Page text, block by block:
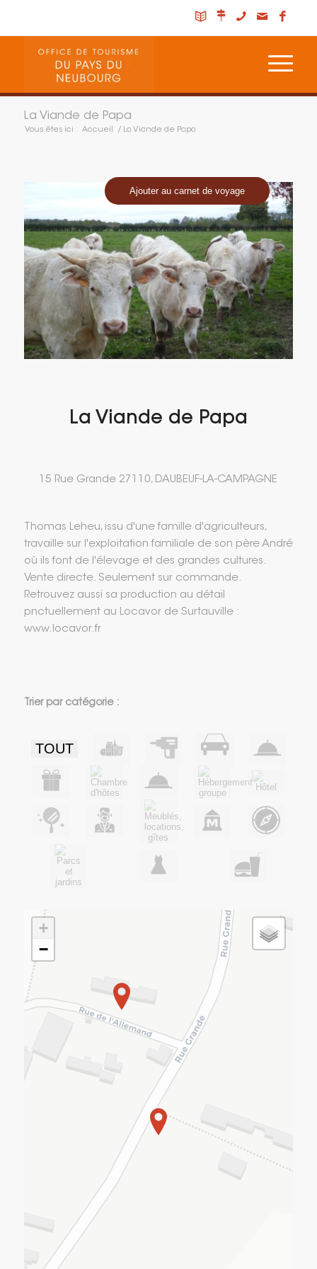
La Viande de Papa
Vous êtes ici : Accueil / La Viande de Papa
Ajouter au carnet de voyage
La Viande de Papa
15 Rue Grande 27110, DAUBEUF-LA-CAMPAGNE
Thomas Leheu, issu d'une famille d'agriculteurs,
travaille sur l'exploitation familiale de son père André
où ils font de l'élevage et des grandes cultures.
Vente directe. Seulement sur commande.
Retrouvez aussi sa production au détail
pnctuellement au Locavor de Surtauville :
www.locavor.fr
Trier par catégorie :
TOUT
+
−